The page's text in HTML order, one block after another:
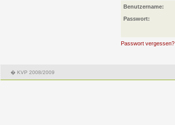
Benutzername:
Passwort:
Passwort vergessen?
� KVP 2008/2009